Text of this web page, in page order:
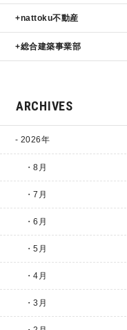
nattoku不動産
総合建築事業部
ARCHIVES
2026年
・8月
・7月
・6月
・5月
・4月
・3月